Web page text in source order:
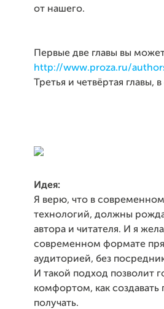
от нашего.
Первые две главы вы
http://www.proza.ru/
Третья и четвёртая
Идея:
Я верю, что в
технологий, должны
автора и читателя. И я
современном формате
аудиторией, без
И такой подход позволит
комфортом, как создавать
получать.